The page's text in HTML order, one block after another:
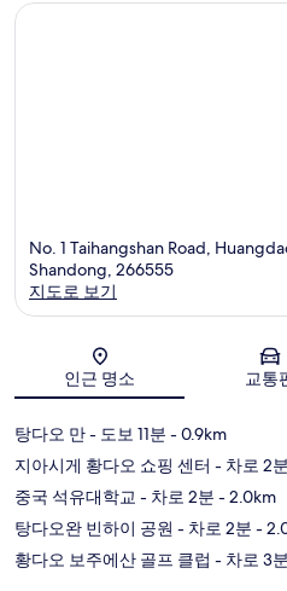
No. 1 Taihangshan Road,
Shandong, 266555
지도로 보기
인근 명소 교통
탕다오 만- 도보 11분 - 0.9km
지아시게 황다오 쇼핑 센터 - 차로 2분
중국 석유대학교 - 차로 2분 - 2.0km
탕다오완 빈하이 공원 - 차로 2분 -
황다오 보주에산 골프 클럽 - 차로 3분